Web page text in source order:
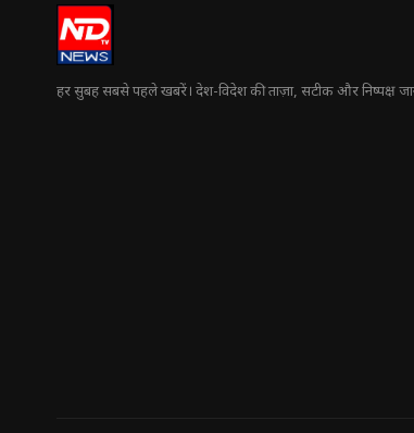
हर सुबह सबसे पहले खबरें। देश-विदेश की ताज़ा, सटीक और निष्पक्ष